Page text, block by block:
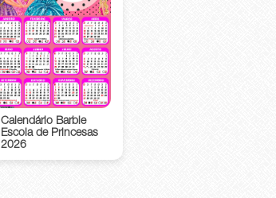
Calendário Barbie
Escola de Princesas
2026